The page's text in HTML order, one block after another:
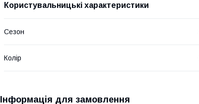
Користувальницькі характеристики
Сезон
Колір
Інформація для замовлення